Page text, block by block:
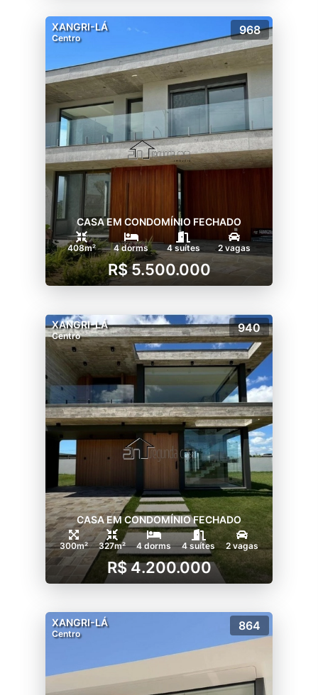
XANGRI-LÁ
Centro
968
CASA EM CONDOMÍNIO FECHADO
408m² 4 dorms 4 suítes 2 vagas
R$ 5.500.000
XANGRI-LÁ
Centro
940
CASA EM CONDOMÍNIO FECHADO
300m² 327m² 4 dorms 4 suítes 2 vagas
R$ 4.200.000
XANGRI-LÁ
Centro
864